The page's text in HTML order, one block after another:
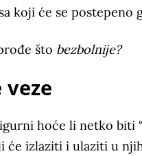
koji će se postepeno
što bezbolnije?
veze
hoće li netko biti
će izlaziti i ulaziti u